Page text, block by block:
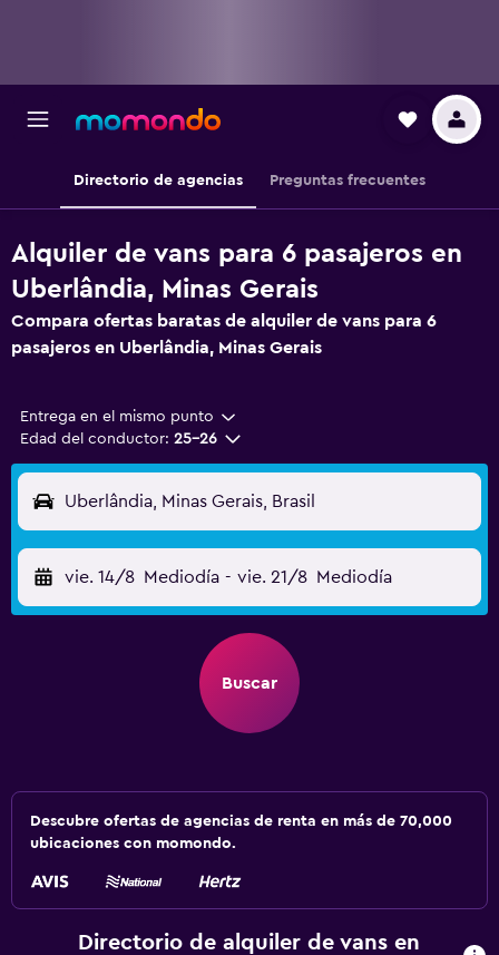
Directorio de agencias Preguntas frecuentes
Alquiler de vans para 6 pasajeros en
Uberlândia, Minas Gerais
Compara ofertas baratas de alquiler de vans para 6
pasajeros en Uberlândia, Minas Gerais
Entrega en el mismo punto
Edad del conductor: 25-26
Uberlândia, Minas Gerais, Brasil
vie. 14/8 Mediodía - vie. 21/8 Mediodía
Buscar
Descubre ofertas de agencias de renta en más de 70,000
ubicaciones con momondo.
Directorio de alquiler de vans en